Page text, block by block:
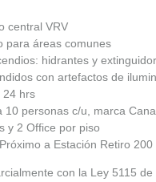
central VRV
para áreas comunes
hidrantes y
con artefactos de
24 hrs
10 personas c/u, marca
y 2 Office por piso
a Estación Retiro
con la Ley 5115